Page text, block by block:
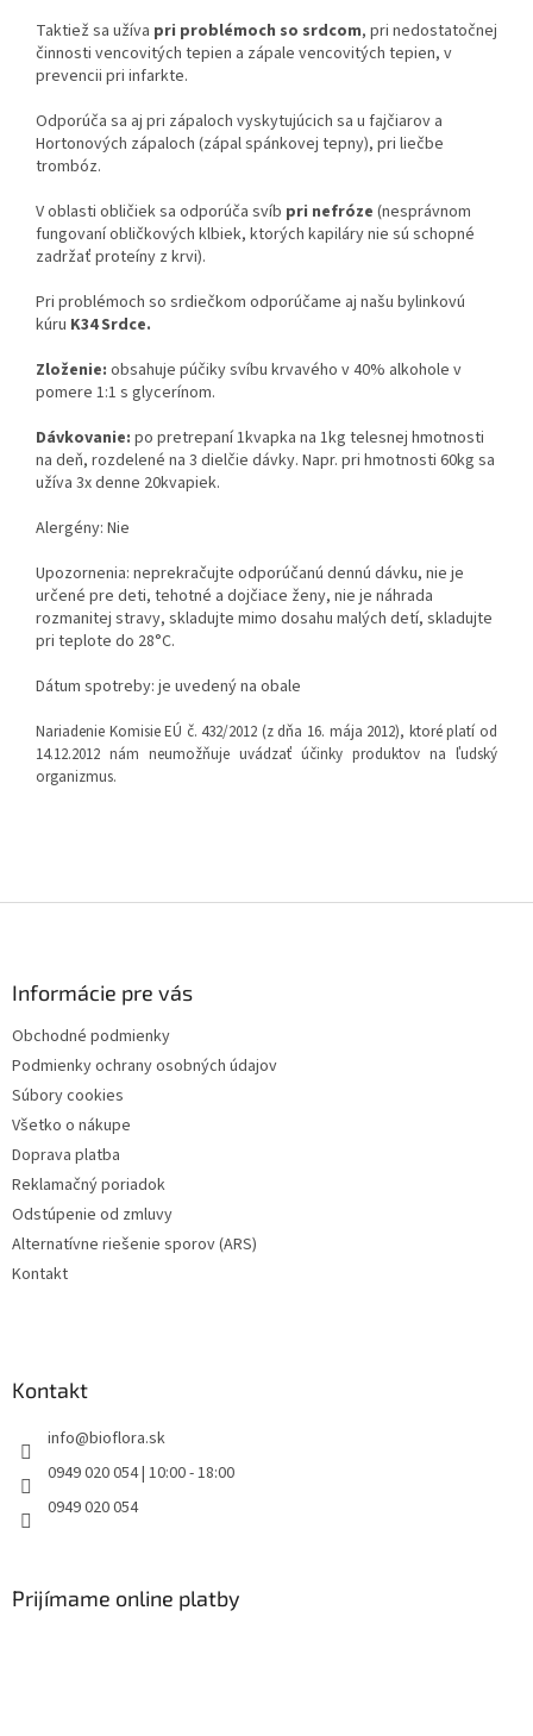
Taktiež sa užíva pri problémoch so srdcom, pri nedostatočnej
činnosti vencovitých tepien a zápale vencovitých tepien, v
prevencii pri infarkte.
Odporúča sa aj pri zápaloch vyskytujúcich sa u fajčiarov a
Hortonových zápaloch (zápal spánkovej tepny), pri liečbe
trombóz.
V oblasti obličiek sa odporúča svíb pri nefróze (nesprávnom
fungovaní obličkových klbiek, ktorých kapiláry nie sú schopné
zadržať proteíny z krvi).
Pri problémoch so srdiečkom odporúčame aj našu bylinkovú
kúru K34 Srdce.
Zloženie: obsahuje púčiky svíbu krvavého v 40% alkohole v
pomere 1:1 s glycerínom.
Dávkovanie: po pretrepaní 1kvapka na 1kg telesnej hmotnosti
na deň, rozdelené na 3 dielčie dávky. Napr. pri hmotnosti 60kg sa
užíva 3x denne 20kvapiek.
Alergény: Nie
Upozornenia: neprekračujte odporúčanú dennú dávku, nie je
určené pre deti, tehotné a dojčiace ženy, nie je náhrada
rozmanitej stravy, skladujte mimo dosahu malých detí, skladujte
pri teplote do 28°C.
Dátum spotreby: je uvedený na obale
Nariadenie Komisie EÚ č. 432/2012 (z dňa 16. mája 2012), ktoré platí od
14.12.2012 nám neumožňuje uvádzať účinky produktov na ľudský
organizmus.
Informácie pre vás
Obchodné podmienky
Podmienky ochrany osobných údajov
Súbory cookies
Všetko o nákupe
Doprava platba
Reklamačný poriadok
Odstúpenie od zmluvy
Alternatívne riešenie sporov (ARS)
Kontakt
Kontakt
info@bioflora.sk
0949 020 054 | 10:00 - 18:00
0949 020 054
Prijímame online platby